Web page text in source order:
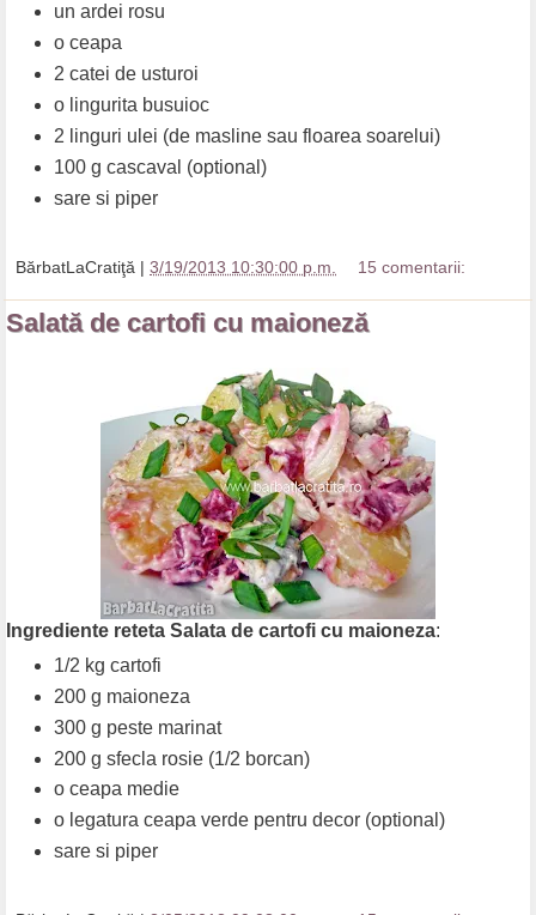
un ardei rosu
o ceapa
2 catei de usturoi
o lingurita busuioc
2 linguri ulei (de masline sau floarea soarelui)
100 g cascaval (optional)
sare si piper
BărbatLaCratiţă | 3/19/2013 10:30:00 p.m. 15 comentarii:
Salată de cartofi cu maioneză
Ingrediente reteta Salata de cartofi cu maioneza:
1/2 kg cartofi
200 g maioneza
300 g peste marinat
200 g sfecla rosie (1/2 borcan)
o ceapa medie
o legatura ceapa verde pentru decor (optional)
sare si piper